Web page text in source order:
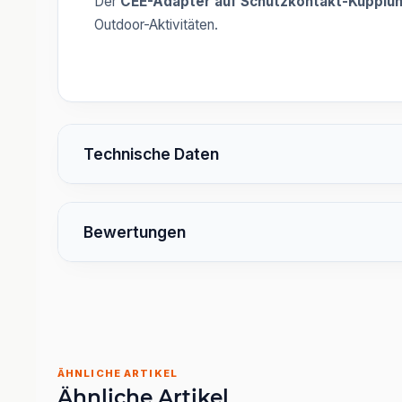
Outdoor-Aktivitäten.
Technische Daten
Bewertungen
ÄHNLICHE ARTIKEL